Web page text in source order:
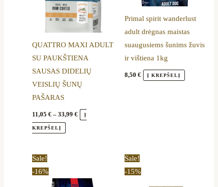
QUATTRO MAXI ADULT
SU PAUKŠTIENA
SAUSAS DIDELIŲ
VEISLIŲ ŠUNŲ
PAŠARAS
11,05€ – 33,99€ Į
KREPŠELĮ
options
may
be
chosen
on
the
product
Primal spirit wanderlust
adult drėgnas maistas
suaugusiems šunims žuvis
ir vištiena 1kg
8,50 € Į KREPŠELĮ
Sale!
-16%
64,00 €.54,00 €.
Sale!
-15%